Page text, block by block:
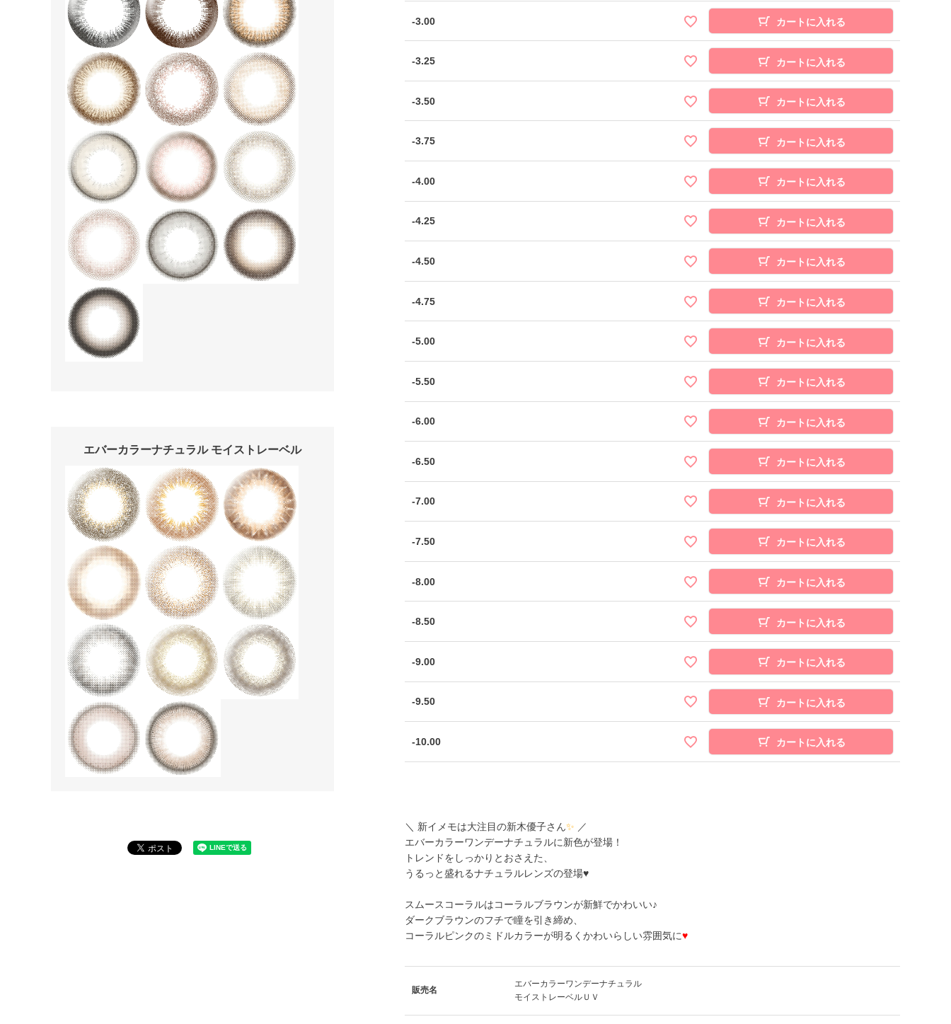
エバーカラーナチュラル モイストレーベル
-3.00 カートに入れる
-3.25 カートに入れる
-3.50 カートに入れる
-3.75 カートに入れる
-4.00 カートに入れる
-4.25 カートに入れる
-4.50 カートに入れる
-4.75 カートに入れる
-5.00 カートに入れる
-5.50 カートに入れる
-6.00 カートに入れる
-6.50 カートに入れる
-7.00 カートに入れる
-7.50 カートに入れる
-8.00 カートに入れる
-8.50 カートに入れる
-9.00 カートに入れる
-9.50 カートに入れる
-10.00 カートに入れる
＼ 新イメモは大注目の新木優子さん✨ ／
エバーカラーワンデーナチュラルに新色が登場！
トレンドをしっかりとおさえた、
うるっと盛れるナチュラルレンズの登場♥
スムースコーラルはコーラルブラウンが新鮮でかわいい♪
ダークブラウンのフチで瞳を引き締め、
コーラルピンクのミドルカラーが明るくかわいらしい雰囲気に♥
販売名
エバーカラーワンデーナチュラル
モイストレーベルＵＶ